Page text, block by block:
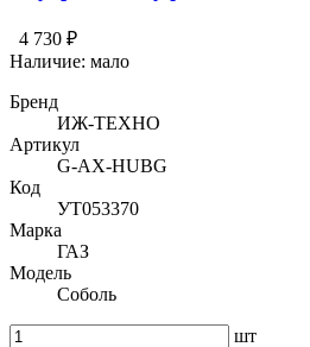
4 730 ₽
Наличие: мало
Бренд
ИЖ-ТЕХНО
Артикул
G-AX-HUBG
Код
УТ053370
Марка
ГАЗ
Модель
Соболь
шт